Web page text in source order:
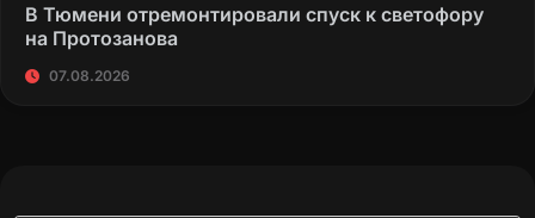
В Тюмени отремонтировали спуск к светофору
на Протозанова
07.08.2026